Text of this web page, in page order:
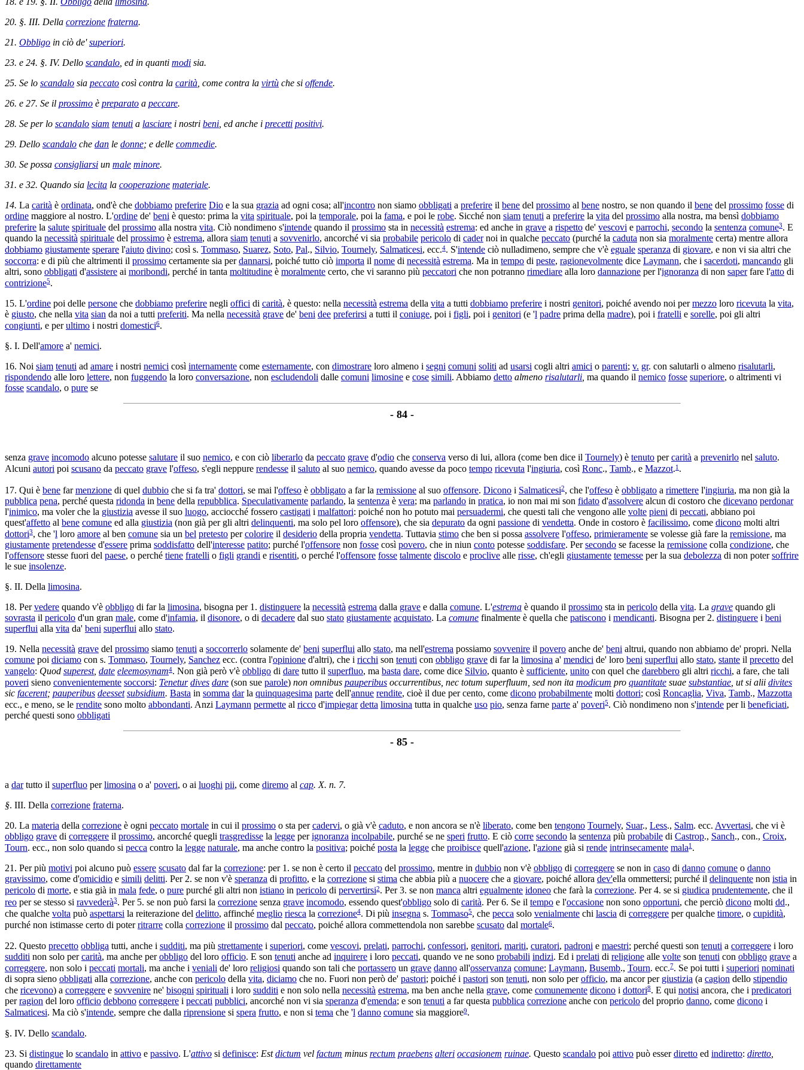
20. §. III. Della correzione fraterna.
21. Obbligo in ciò de'superiori.
23. e 24. §. IV. Dello scandalo , ed in quanti modi sia.
25. Se lo scandalo sia peccato così contra la carità , come contra la virtù che si offende.
26. e 27. Se il prossimo è preparato a peccare.
28. Se per lo scandalo siam tenuti a lasciare i nostri beni , ed anche i precetti positivi.
29. Dello scandalo che dan le donne; e delle commedie.
30. Se possa consigliarsi un male minore.
31. e 32. Quando sia lecita la cooperazione materiale.
14. La carità è ordinata, ond'è che dobbiamo preferire Dio e la sua grazia ad ogni cosa; all'incontro non siamo obbligati a preferire il bene del prossimo al bene nostro, se non quando il bene del prossimo fosse di
ordine maggiore al nostro. L'ordine de' beni è questo: prima la vita spirituale, poi la temporale, poi la fama, e poi le robe. Sicché non siam tenuti a preferire la vita del prossimo alla nostra, ma bensì dobbiamo
preferire la salute spirituale del prossimo alla nostra vita. Ciò nondimeno s'intende quando il prossimo sta in necessità estrema: ed anche in grave a rispetto de' vescovi e parrochi, secondo la sentenza comune3. E
quando la necessità spirituale del prossimo è estrema, allora siam tenuti a sovvenirlo, ancorché vi sia probabile pericolo di cadernoi in qualche peccato (purché la caduta non sia moralmente certa) mentre allora
dobbiamo giustamente sperare l'aiuto divino; così s. Tommaso, Suarez, Soto, Pal., Silvio, Tournely, Salmaticesi, ecc.4. S'intende ciò nulladimeno, sempre che v'è eguale speranza di giovare, e non vi sia altri che
soccorra: e di più che altrimenti il prossimo certamente sia perdannarsi, poiché tutto ciò importa il nome di necessità estrema. Ma in tempo di peste, ragionevolmente dice Laymann, che i sacerdoti, mancando gli
altri, sono obbligati d'assistere ai moribondi, perché in tanta moltitudine è moralmente certo, che vi saranno più peccatori che non potranno rimediare alla loro dannazione per l'ignoranza di non saperfare l'atto di
contrizione5.
15. L'ordine poi delle persone che dobbiamo preferire negli offici di carità, è questo: nella necessità estrema della vita a tutti dobbiamo preferire i nostri genitori, poiché avendo noi permezzo loro ricevuta la vita,
è giusto, che nella vita sian da noi a tutti preferiti. Ma nella necessità grave de' beni dee preferirsi a tutti il coniuge, poi i figli, poi i genitori (e 'l padre prima della madre), poi i fratelli e sorelle, poi gli altri
congiunti, e perultimo i nostri domestici6.
§. I. Dell'amore a' nemici.
16. Noi siam tenuti ad amare i nostri nemici così internamente come esternamente, con dimostrare loro almeno i segni comuni soliti ad usarsi cogli altri amici o parenti; v. gr. con salutarli o almeno risalutarli,
rispondendo alle loro lettere, non fuggendo la loro conversazione, non escludendoli dalle comuni limosine e cose simili. Abbiamo detto almeno risalutarli ma quando il nemico fosse superiore, o altrimenti vi
fosse scandalo, o pure se
- 84 -
senza grave incomodo alcuno potesse salutare il suo nemico, e con ciò liberarlo da peccato grave d'odio che conserva verso di lui, allora (come ben dice il Tournely) è tenuto percarità a prevenirlo nel saluto.
Alcuni autori poi scusano da peccato grave l'offeso, s'egli neppure rendesse il saluto al suo nemico, quando avesse da poco tempo ricevuta l'ingiuria, così Ronc., Tamb., e Mazzot.1 .
17. Qui è bene farmenzione di quel dubbio che si fa tra' dottori, se mai l'offeso è obbligato a far la remissione al suo offensore. Dicono i Salmaticesi2, che l'offeso è obbligato a rimettere l'ingiuria, ma non già la
pubblica pena, perché questa ridonda in bene della repubblica. Speculativamente parlando, la sentenza è vera; ma parlando in pratica, io non mai mi son fidato d'assolvere alcun di costoro che dicevano perdonar
l'inimico, ma voler che la giustizia avesse il suo luogo, acciocché fossero castigati i malfattori: poiché non ho potuto mai persuadermi, che questi tali che vengono alle volte pieni di peccati, abbiano poi
quest'affetto al bene comune ed alla giustizia (non già per gli altri delinquenti, ma solo pel loro offensore), che sia depurato da ogni passione di vendetta. Onde in costoro è facilissimo, come dicono molti altri
dottori3, che 'l loro amore al ben comune sia un bel pretesto percolorire il desiderio della propria vendetta. Tuttavia stimo che ben si possa assolvere l'offeso, primieramente se volesse già fare la remissione, ma
giustamente pretendesse d'essere prima soddisfatto dell'interesse patito; purché l'offensore non fosse così povero, che in niun conto potesse soddisfare. Persecondo se facesse la remissione colla condizione, che
l'offensore stesse fuori del paese, o perché tiene fratelli o figli grandi e risentiti, o perché l'offensore fosse talmente discolo e proclive alle risse, ch'egli giustamente temesse per la sua debolezza di non potersoffrire
le sue insolenze.
§. II. Della limosina.
18. Pervedere quando v'è obbligo di far la limosina, bisogna per 1. distinguere la necessità estrema dalla grave e dalla comune. L'estrema è quando il prossimo sta in pericolo della vita. La grave quando gli
sovrasta il pericolo d'un gran male, come d'infamia, il disonore, o di decadere dal suo stato giustamente acquistato. La comune finalmente è quella che patiscono i mendicanti. Bisogna per 2. distinguere i beni
superflui alla vita da' beni superflui allo stato.
19. Nella necessità grave del prossimo siamo tenuti a soccorrerlo solamente de' beni superflui allo stato, ma nell'estrema possiamo sovvenire il povero anche de' beni altrui, quando non abbiamo de' propri. Nella
comune poi diciamo con s. Tommaso, Tournely, Sanchez ecc. (contra l'opinione d'altri), che i ricchi son tenuti con obbligo grave di far la limosina a' mendici de' loro beni superflui allo stato, stante il precetto del
vangelo: Quod superest, date eleemosynam4. Non già però v'è obbligo di dare tutto il superfluo, ma basta dare, come dice Silvio, quanto è sufficiente, unito con quel che darebbero gli altri ricchi, a fare, che tali
poveri sieno convenientemente soccorsi: Tenetur dives dare (son sue parole) non omnibus pauperibus occurrentibus , nec totum superfluum , sed non ita modicum pro quantitate suae substantiae , ut si alii divites
sic facerent; pauperibus deesset subsidium. Basta in somma darla quinquagesima parte dell'annue rendite, cioè il due per cento, come dicono probabilmente molti dottori; così Roncaglia, Viva, Tamb., Mazzotta
ecc., e meno, se le rendite sono molto abbondanti. Anzi Laymann permette al ricco d'impiegar detta limosina tutta in qualche uso pio, senza farne parte a' poveri5. Ciò nondimeno non s'intende per li beneficiati,
perché questi sono obbligati
- 85 -
a dartutto il superfluo perlimosina o a' poveri, o ai luoghi pii, come diremo al cap. X. n. 7.
§. III. Della correzione fraterna.
20. La materia della correzione è ogni peccato mortale in cui il prossimo o sta percadervi, o già v'è caduto, e non ancora se n'è liberato, come ben tengono Tournely, Suar., Less., Salm. ecc. Avvertasi, che vi è
obbligo grave di correggere il prossimo, ancorché quegli trasgredisse la legge perignoranza incolpabile, purché se ne speri frutto. E ciò corre secondo la sentenza più probabile di Castrop., Sanch., con., Croix,
Tourn. ecc., non solo quando si pecca contro la legge naturale, ma anche contro la positiva; poiché posta la legge che proibisce quell'azione, l'azione già si rende intrinsecamente mala1 .
21. Per più motivi poi alcuno può essere scusato dal far la correzione: per 1. se non è certo il peccato del prossimo, mentre in dubbio non v'è obbligo di correggere se non in caso di danno comune o danno
gravissimo, come d'omicidio e simili delitti. Per 2. se non v'è speranza di profitto, e la correzione si stima che abbia più a nuocere che a giovare, poiché allora dev'ella ommettersi; purché il delinquente non istia in
pericolo di morte, e stia già in mala fede, o pure purché gli altri non istiano in pericolo di pervertirsi2. Per 3. se non manca altri egualmente idoneo che farà la correzione. Per 4. se si giudica prudentemente, che il
reo per se stesso si ravvederà3. Per 5. se non può farsi la correzione senza grave incomodo, essendo quest'obbligo solo di carità. Per 6. Se il tempo e l'occasione non sono opportuni, che perciò dicono molti dd.,
che qualche volta può aspettarsi la reiterazione del delitto, affinché meglio riesca la correzione4. Di più insegna s. Tommaso5, che pecca solo venialmente chi lascia di correggere per qualche timore, o cupidità,
purché non istimasse certo di poterritrarre colla correzione il prossimo dal peccato, poiché allora commettendola non sarebbe scusato dal mortale6.
22. Questo precetto obbliga tutti, anche i sudditi, ma più strettamente i superiori, come vescovi, prelati, parrochi, confessori, genitori, mariti, curatori, padroni e maestri; perché questi son tenuti a correggere i loro
sudditi non solo percarità, ma anche perobbligo del loro officio. E son tenuti anche ad inquirere i loro peccati, quando ve ne sono probabili indizi. Ed i prelati di religione alle volte son tenuti con obbligo grave a
correggere, non solo i peccati mortali, ma anche i veniali de' loro religiosi quando son tali che portassero un grave danno all'osservanza comune; Laymann, Busemb., Tourn. ecc.7. Se poi tutti i superiori nominati
di sopra sieno obbligati alla correzione, anche con pericolo della vita, diciamo che no. Fuori non però de' pastori; poiché i pastori son tenuti, non solo perofficio, ma ancor per giustizia (a cagion dello stipendio
che ricevono) a correggere e sovvenire ne' bisogni spirituali i loro sudditi e non solo nella necessità estrema, ma ben anche nella grave, come comunemente dicono i dottori8. E qui notisi ancora, che i predicatori
perragion del loro officio debbono correggere i peccati pubblici, ancorché non vi sia speranza d'emenda; e son tenuti a far questa pubblica correzione anche con pericolo del proprio danno, come dicono i
Salmaticesi. Ma ciò s'intende, sempre che dalla riprensione si spera frutto, e non si tema che 'l danno comune sia maggiore9.
§. IV. Dello scandalo.
23. Si distingue lo scandalo in attivo e passivo. L'attivo si definisce: Estdictum vel factum minus rectum praebens alteri occasionem ruinae. Questo scandalo poi attivo può esserdiretto ed indiretto: diretto
quando direttamente